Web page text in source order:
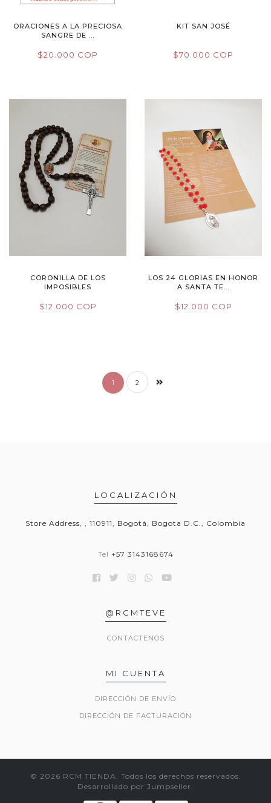
ORACIONES A LA PRECIOSA
SANGRE DE ...
$20.000 COP
KIT SAN JOSÉ
$70.000 COP
CORONILLA DE LOS
IMPOSIBLES
$12.000 COP
LOS 24 GLORIAS EN HONOR
A SANTA TE...
$12.000 COP
1 2
LOCALIZACIÓN
Store Address, , 110911, Bogotá, Bogota D.C., Colombia
Tel +57 3143168674
@RCMTEVE
CONTACTENOS
MI CUENTA
DIRECCIÓN DE ENVÍO
DIRECCIÓN DE FACTURACIÓN
© 2026 RCM TIENDA. Todos los derechos reservados.
Desarrollado por Jumpseller